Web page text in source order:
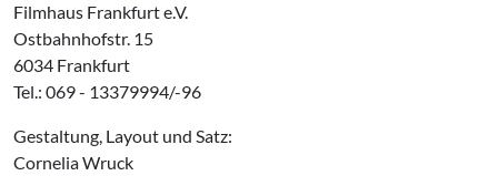
Filmhaus Frankfurt e.V.
Ostbahnhofstr. 15
6034 Frankfurt
Tel.: 069 - 13379994/-96
Gestaltung, Layout und Satz:
Cornelia Wruck